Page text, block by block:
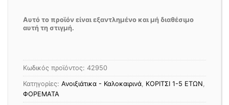
Αυτό το προϊόν είναι εξαντλημένο και μή διαθέσιμο
αυτή τη στιγμή.
Κωδικός προϊόντος: 42950
Κατηγορίες: Ανοιξιάτικα - Καλοκαιρινά ΚΟΡΙΤΣΙ 1-5 ΕΤΩΝ
ΦΟΡΕΜΑΤΑ